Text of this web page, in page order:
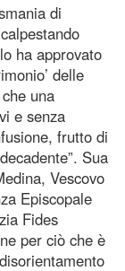
di
ha approvato
delle
una
e senza
frutto di
Sua
Vescovo
Episcopale
Fides
per ciò che è